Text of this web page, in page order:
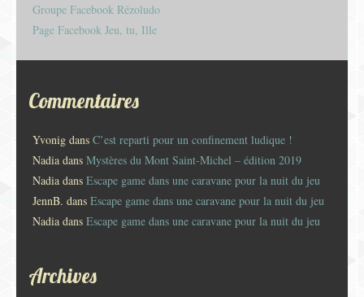
Groupe Facebook Rézoludo
Page Facebook Jeu, tu, Ille
Commentaires
Yvonig dans C’est reparti pour un confinement ludique !
Nadia dans Mystères du Mont Saint-Michel – édition 2019
Nadia dans Escape game dans une caravane pour la nuit du jeu
JennB. dans Escape game dans une caravane pour la nuit du jeu
Nadia dans Escape game dans une caravane pour la nuit du jeu
Archives